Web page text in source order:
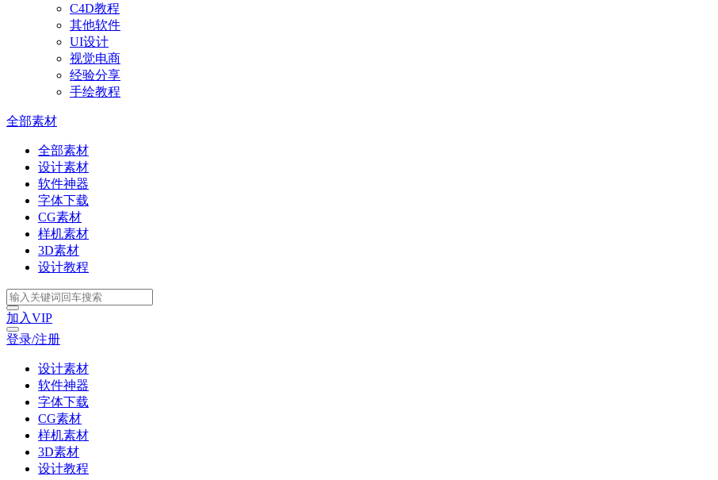
C4D教程
其他软件
UI设计
视觉电商
经验分享
手绘教程
全部素材
全部素材
设计素材
软件神器
字体下载
CG素材
样机素材
3D素材
设计教程
加入VIP
登录/注册
设计素材
软件神器
字体下载
CG素材
样机素材
3D素材
设计教程